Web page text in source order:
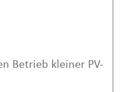
Betrieb kleiner PV-